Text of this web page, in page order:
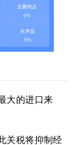
大的进口来
关税将抑制经